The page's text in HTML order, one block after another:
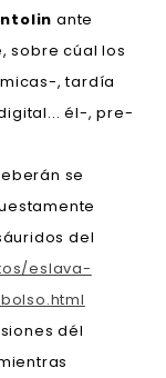
ante
sobre cúal los
, tardía
él-, pre-
se
del
eslava-
dél